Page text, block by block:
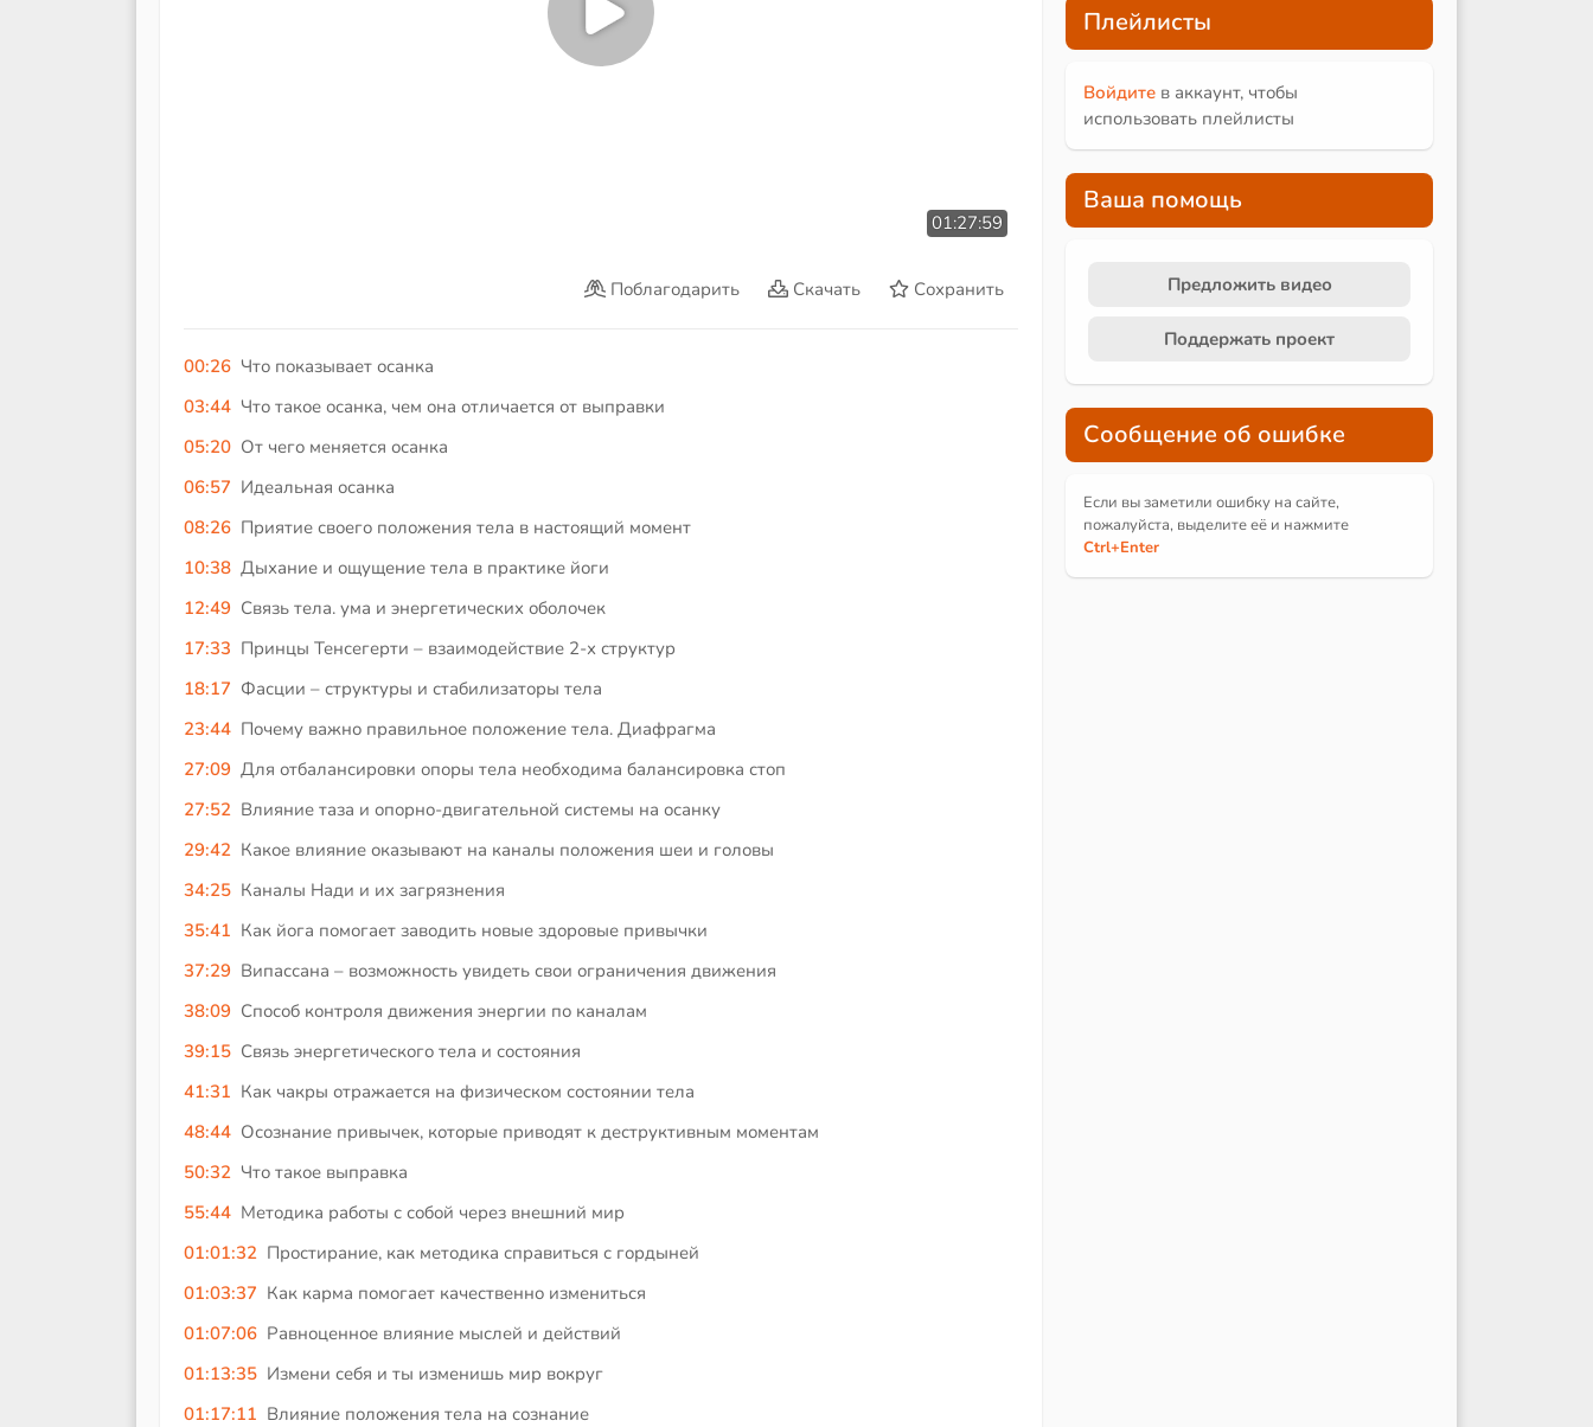
01:27:59
Поблагодарить Скачать Сохранить
00:26 Что показывает осанка
03:44 Что такое осанка, чем она отличается от выправки
05:20 От чего меняется осанка
06:57 Идеальная осанка
08:26 Приятие своего положения тела в настоящий момент
10:38 Дыхание и ощущение тела в практике йоги
12:49 Связь тела. ума и энергетических оболочек
17:33 Принцы Тенсегерти – взаимодействие 2-х структур
18:17 Фасции – структуры и стабилизаторы тела
23:44 Почему важно правильное положение тела. Диафрагма
27:09 Для отбалансировки опоры тела необходима балансировка стоп
27:52 Влияние таза и опорно-двигательной системы на осанку
29:42 Какое влияние оказывают на каналы положения шеи и головы
34:25 Каналы Нади и их загрязнения
35:41 Как йога помогает заводить новые здоровые привычки
37:29 Випассана – возможность увидеть свои ограничения движения
38:09 Способ контроля движения энергии по каналам
39:15 Связь энергетического тела и состояния
41:31 Как чакры отражается на физическом состоянии тела
48:44 Осознание привычек, которые приводят к деструктивным моментам
50:32 Что такое выправка
55:44 Методика работы с собой через внешний мир
01:01:32 Простирание, как методика справиться с гордыней
01:03:37 Как карма помогает качественно измениться
01:07:06 Равноценное влияние мыслей и действий
01:13:35 Измени себя и ты изменишь мир вокруг
01:17:11 Влияние положения тела на сознание
Плейлисты
Войдите в аккаунт, чтобы
использовать плейлисты
Ваша помощь
Предложить видео
Поддержать проект
Сообщение об ошибке
Если вы заметили ошибку на сайте,
пожалуйста, выделите её и нажмите
Ctrl+Enter